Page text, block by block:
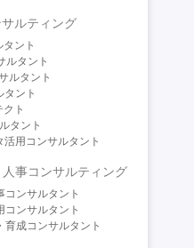
ルティング
タント
ルタント
ルタント
タント
クト
タント
活用コンサルタント
事コンサルティング
コンサルタント
コンサルタント
育成コンサルタント